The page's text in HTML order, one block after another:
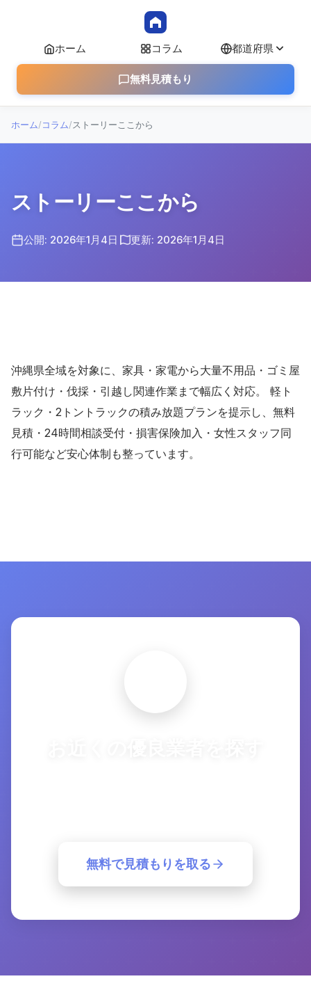
ホーム コラム 都道府県
無料見積もり
ホーム/コラム/ストーリーここから
ストーリーここから
公開: 2026年1月4日 更新: 2026年1月4日
沖縄県全域を対象に、家具・家電から大量不用品・ゴミ屋
敷片付け・伐採・引越し関連作業まで幅広く対応。 軽ト
ラック・2トントラックの積み放題プランを提示し、無料
見積・24時間相談受付・損害保険加入・女性スタッフ同
行可能など安心体制も整っています。
無料で見積もりを取る